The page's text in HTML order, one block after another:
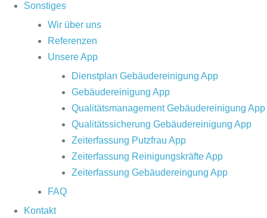
Sonstiges
Wir über uns
Referenzen
Unsere App
Dienstplan Gebäudereinigung App
Gebäudereinigung App
Qualitätsmanagement Gebäudereinigung App
Qualitätssicherung Gebäudereinigung App
Zeiterfassung Putzfrau App
Zeiterfassung Reinigungskräfte App
Zeiterfassung Gebäudereingung App
FAQ
Kontakt